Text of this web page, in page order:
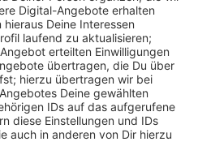
Bad Bentheim
wie bisher zur Minute 33).
in Fahrtrichtung Bocholt
wie bisher zur Minute 44).
bedeutet dies: